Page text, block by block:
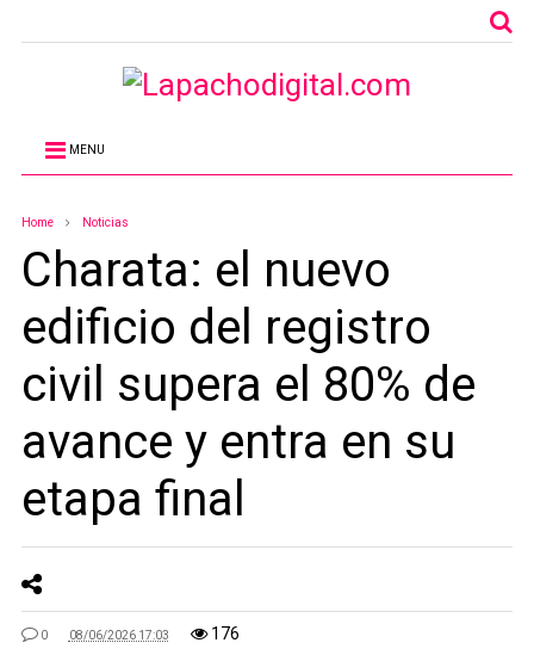
MENU
Home Noticias
Charata: el nuevo
edificio del registro
civil supera el 80% de
avance y entra en su
etapa final
0 08/06/2026 17:03 176